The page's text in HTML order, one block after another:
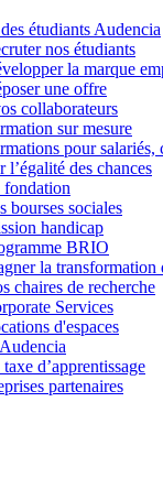
étudiants Audencia
nos étudiants
la marque
une offre
collaborateurs
sur mesure
pour salariés,
l’égalité des chances
fondation
bourses sociales
handicap
BRIO
la transformation
chaires de recherche
Services
d'espaces
d’apprentissage
partenaires